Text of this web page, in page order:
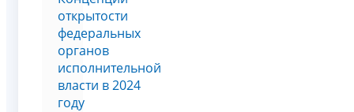
открытости
федеральных
органов
исполнительной
власти в 2024
году